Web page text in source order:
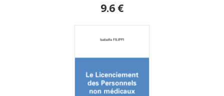
9.6 €